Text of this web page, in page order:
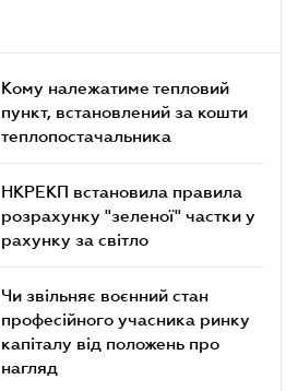
Кому належатиме тепловий
пункт, встановлений за кошти
теплопостачальника
НКРЕКП встановила правила
розрахунку "зеленої" частки у
рахунку за світло
Чи звільняє воєнний стан
професійного учасника ринку
капіталу від положень про
нагляд